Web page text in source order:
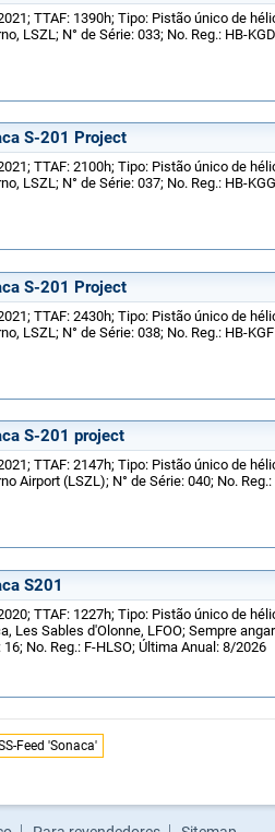
TTAF: 1390h; Tipo: Pistão único de
LSZL; N° de Série: 033; No. Reg.: HB-KGD
S-201 Project
TTAF: 2100h; Tipo: Pistão único de
LSZL; N° de Série: 037; No. Reg.: HB-KGG
S-201 Project
TTAF: 2430h; Tipo: Pistão único de
LSZL; N° de Série: 038; No. Reg.: HB-KGF
S-201 project
TTAF: 2147h; Tipo: Pistão único de
Airport (LSZL); N° de Série: 040; No. Reg.:
S201
TTAF: 1227h; Tipo: Pistão único de
Les Sables d'Olonne, LFOO; Sempre
16; No. Reg.: F-HLSO; Última Anual: 8/2026
Feed 'Sonaca'